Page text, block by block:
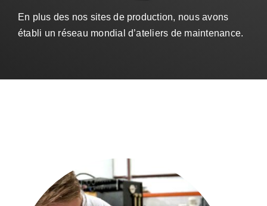
En plus des nos sites de production, nous avons
établi un réseau mondial d’ateliers de maintenance.